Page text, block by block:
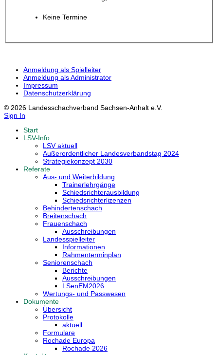
Keine Termine
Anmeldung als Spielleiter
Anmeldung als Administrator
Impressum
Datenschutzerklärung
© 2026 Landesschachverband Sachsen-Anhalt e.V.
Sign In
Start
LSV-Info
LSV aktuell
Außerordentlicher Landesverbandstag 2024
Strategiekonzept 2030
Referate
Aus- und Weiterbildung
Trainerlehrgänge
Schiedsrichterausbildung
Schiedsrichterlizenzen
Behindertenschach
Breitenschach
Frauenschach
Ausschreibungen
Landesspielleiter
Informationen
Rahmenterminplan
Seniorenschach
Berichte
Ausschreibungen
LSenEM2026
Wertungs- und Passwesen
Dokumente
Übersicht
Protokolle
aktuell
Formulare
Rochade Europa
Rochade 2026